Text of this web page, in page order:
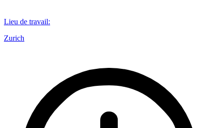
Lieu de travail:
Zurich